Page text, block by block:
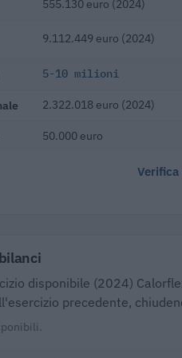
555.130 euro (2024)
9.112.449 euro (2024)
5-10 milioni
2.322.018 euro (2024)
50.000 euro
disponibile (2024)
precedente,